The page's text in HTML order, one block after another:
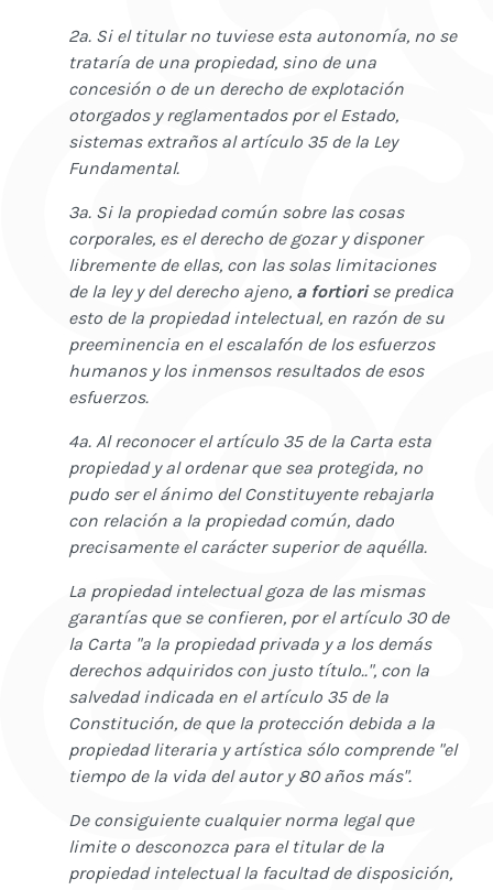
2a. Si el titular no tuviese esta autonomía, no se
trataría de una propiedad, sino de una
concesión o de un derecho de explotación
otorgados y reglamentados por el Estado,
sistemas extraños al artículo 35 de la Ley
Fundamental.
3a. Si la propiedad común sobre las cosas
corporales, es el derecho de gozar y disponer
libremente de ellas, con las solas limitaciones
de la ley y del derecho ajeno, a fortiorise predica
esto de la propiedad intelectual, en razón de su
preeminencia en el escalafón de los esfuerzos
humanos y los inmensos resultados de esos
esfuerzos.
4a. Al reconocer el artículo 35 de la Carta esta
propiedad y al ordenar que sea protegida, no
pudo ser el ánimo del Constituyente rebajarla
con relación a la propiedad común, dado
precisamente el carácter superior de aquélla.
La propiedad intelectual goza de las mismas
garantías que se confieren, por el artículo 30 de
la Carta "a la propiedad privada y a los demás
derechos adquiridos con justo título..", con la
salvedad indicada en el artículo 35 de la
Constitución, de que la protección debida a la
propiedad literaria y artística sólo comprende "el
tiempo de la vida del autor y 80 años más".
De consiguiente cualquier norma legal que
limite o desconozca para el titular de la
propiedad intelectual la facultad de disposición,